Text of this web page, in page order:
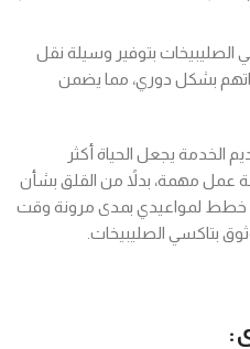
الصليبيخات بتوفير وسيلة نقل
بشكل دوري، مما يضمن
الخدمة يجعل الحياة أكثر
عمل مهمة، بدلاً من القلق بشأن
خطط لمواعيدي بمدى مرونة وقت
بتاكسي الصليبيخات.